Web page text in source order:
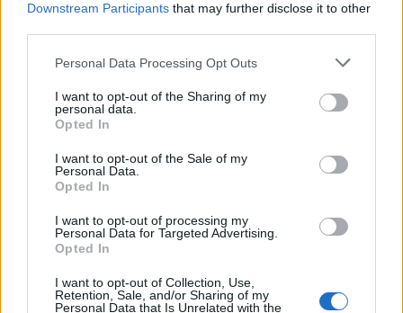
Downstream Participants that may further disclose it to other
Personal Data Processing Opt Outs
I want to opt-out of the Sharing of my
personal data.
Opted In
I want to opt-out of the Sale of my
Personal Data.
Opted In
I want to opt-out of processing my
Personal Data for Targeted Advertising.
Opted In
I want to opt-out of Collection, Use,
Retention, Sale, and/or Sharing of my
Personal Data that Is Unrelated with the
De transferprioriteiten van Ajax worden steeds
duidelijker
de route naar PEC eruit
met lege handen achter
verlaten
Ajax-aanvoerder’